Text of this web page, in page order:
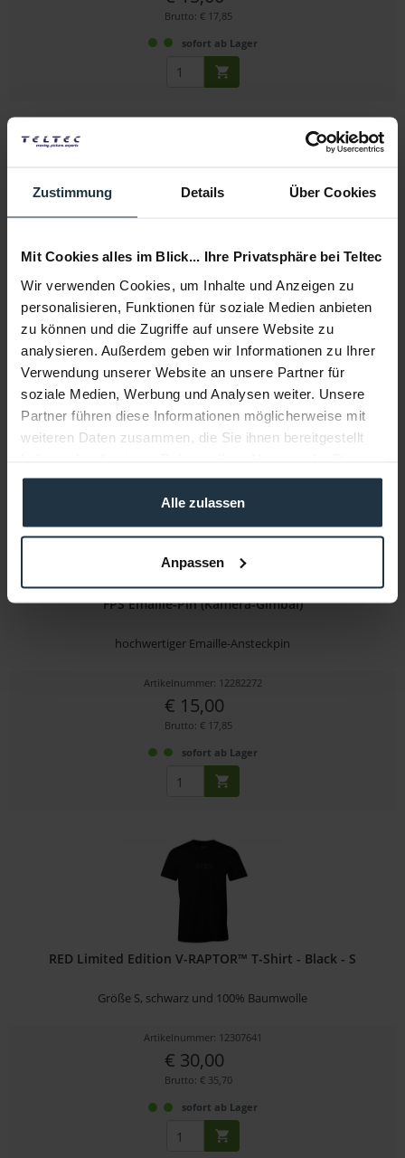
Zustimmung Details Über Cookies
Mit Cookies alles im Blick... Ihre Privatsphäre bei Teltec
Wir verwenden Cookies, um Inhalte und Anzeigen zu
personalisieren, Funktionen für soziale Medien anbieten
zu können und die Zugriffe auf unsere Website zu
analysieren. Außerdem geben wir Informationen zu Ihrer
Verwendung unserer Website an unsere Partner für
soziale Medien, Werbung und Analysen weiter. Unsere
Partner führen diese Informationen möglicherweise mit
weiteren Daten zusammen, die Sie ihnen bereitgestellt
gesammelt haben.
Alle zulassen
Anpassen
Brutto: € 17,85
sofort ab Lager
FPS Emaille-Pin (4K HMI-Leuchte)
hochwertiger Emaille-Ansteckpin
Artikelnummer: 12282271
€ 15,00
Brutto: € 17,85
sofort ab Lager
FPS Emaille-Pin (Kamera-Gimbal)
hochwertiger Emaille-Ansteckpin
Artikelnummer: 12282272
€ 15,00
Brutto: € 17,85
sofort ab Lager
RED Limited Edition V-RAPTOR™ T-Shirt - Black - S
Größe S, schwarz und 100% Baumwolle
Artikelnummer: 12307641
€ 30,00
Brutto: € 35,70
sofort ab Lager